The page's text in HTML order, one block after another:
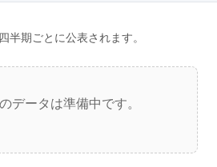
半期ごとに公表されます。
データは準備中です。